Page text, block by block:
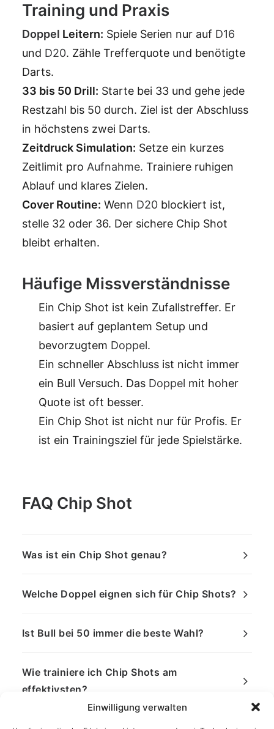
Einwilligung verwalten
Training und Praxis
Doppel Leitern: Spiele Serien nur auf D16
und D20. Zähle Trefferquote und benötigte
Darts.
33 bis 50 Drill: Starte bei 33 und gehe jede
Restzahl bis 50 durch. Ziel ist der Abschluss
in höchstens zwei Darts.
Zeitdruck Simulation: Setze ein kurzes
Zeitlimit pro Aufnahme. Trainiere ruhigen
Ablauf und klares Zielen.
Cover Routine: Wenn D20 blockiert ist,
stelle 32 oder 36. Der sichere Chip Shot
bleibt erhalten.
Häufige Missverständnisse
Ein Chip Shot ist kein Zufallstreffer. Er
basiert auf geplantem Setup und
bevorzugtem Doppel.
Ein schneller Abschluss ist nicht immer
ein Bull Versuch. Das Doppel mit hoher
Quote ist oft besser.
Ein Chip Shot ist nicht nur für Profis. Er
ist ein Trainingsziel für jede Spielstärke.
FAQ Chip Shot
Was ist ein Chip Shot genau?
Welche Doppel eignen sich für Chip Shots?
Ist Bull bei 50 immer die beste Wahl?
Wie trainiere ich Chip Shots am
effektivsten?